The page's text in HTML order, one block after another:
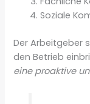
Soziale
Der Arbeitgeber
den Betrieb
eine proaktive